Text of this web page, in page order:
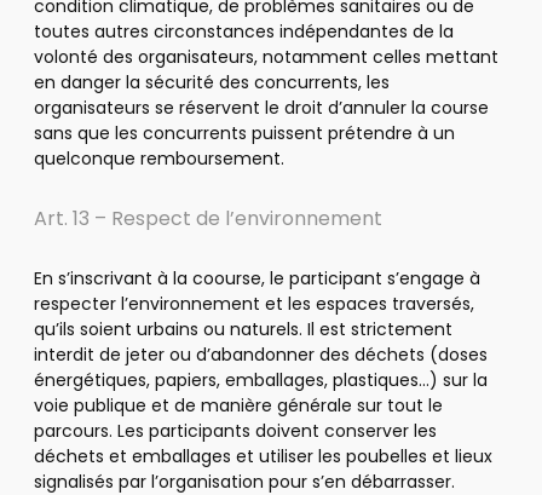
condition climatique, de problèmes sanitaires ou de
toutes autres circonstances indépendantes de la
volonté des organisateurs, notamment celles mettant
en danger la sécurité des concurrents, les
organisateurs se réservent le droit d’annuler la course
sans que les concurrents puissent prétendre à un
quelconque remboursement.
Art. 13 – Respect de l’environnement
En s’inscrivant à la coourse, le participant s’engage à
respecter l’environnement et les espaces traversés,
qu’ils soient urbains ou naturels. Il est strictement
interdit de jeter ou d’abandonner des déchets (doses
énergétiques, papiers, emballages, plastiques…) sur la
voie publique et de manière générale sur tout le
parcours. Les participants doivent conserver les
déchets et emballages et utiliser les poubelles et lieux
signalisés par l’organisation pour s’en débarrasser.